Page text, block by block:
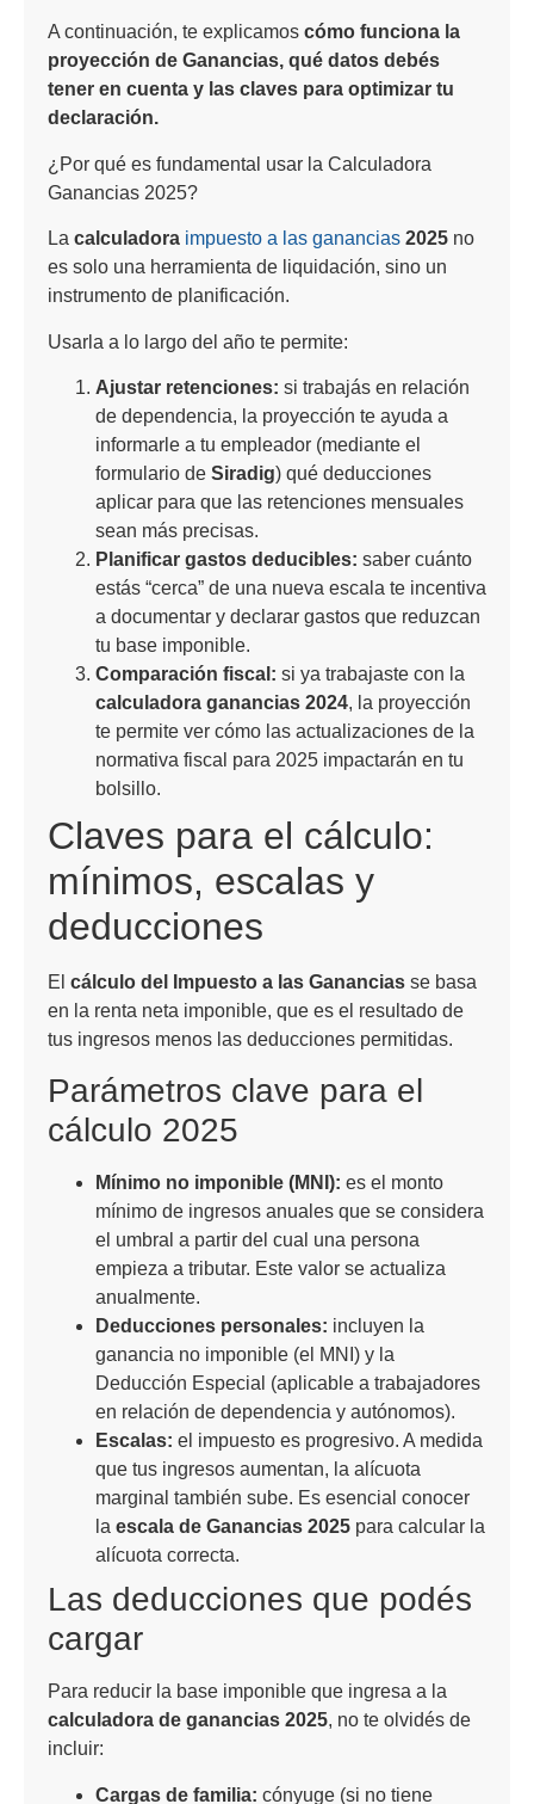
A continuación, te explicamos cómo funciona la
proyección de Ganancias, qué datos debés
tener en cuenta y las claves para optimizar tu
declaración.
¿Por qué es fundamental usar la Calculadora
Ganancias 2025?
La calculadora impuesto a las ganancias 2025 no
es solo una herramienta de liquidación, sino un
instrumento de planificación.
Usarla a lo largo del año te permite:
Ajustar retenciones: si trabajás en relación
de dependencia, la proyección te ayuda a
informarle a tu empleador (mediante el
formulario de Siradig) qué deducciones
aplicar para que las retenciones mensuales
sean más precisas.
Planificar gastos deducibles: saber cuánto
estás “cerca” de una nueva escala te incentiva
a documentar y declarar gastos que reduzcan
tu base imponible.
Comparación fiscal: si ya trabajaste con la
calculadora ganancias 2024, la proyección
te permite ver cómo las actualizaciones de la
normativa fiscal para 2025 impactarán en tu
bolsillo.
Claves para el cálculo:
mínimos, escalas y
deducciones
El cálculo del Impuesto a las Ganancias se basa
en la renta neta imponible, que es el resultado de
tus ingresos menos las deducciones permitidas.
Parámetros clave para el
cálculo 2025
Mínimo no imponible (MNI): es el monto
mínimo de ingresos anuales que se considera
el umbral a partir del cual una persona
empieza a tributar. Este valor se actualiza
anualmente.
Deducciones personales: incluyen la
ganancia no imponible (el MNI) y la
Deducción Especial (aplicable a trabajadores
en relación de dependencia y autónomos).
Escalas: el impuesto es progresivo. A medida
que tus ingresos aumentan, la alícuota
marginal también sube. Es esencial conocer
la escala de Ganancias 2025 para calcular la
alícuota correcta.
Las deducciones que podés
cargar
Para reducir la base imponible que ingresa a la
calculadora de ganancias 2025, no te olvidés de
incluir:
Cargas de familia: cónyuge (si no tiene